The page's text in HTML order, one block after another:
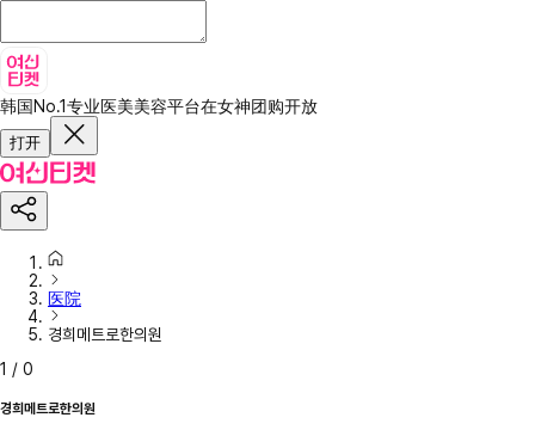
韩国No.1专业医美美容平台在女神团购开放
打开
医院
경희메트로한의원
1 / 0
경희메트로한의원